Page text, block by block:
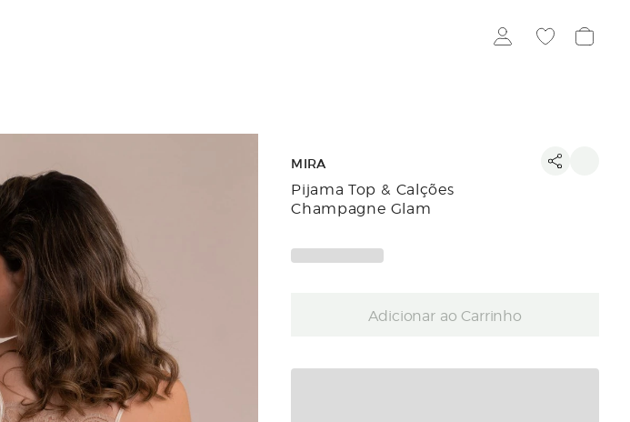
MIRA
Pijama Top & Calções
Champagne Glam
Adicionar ao Carrinho